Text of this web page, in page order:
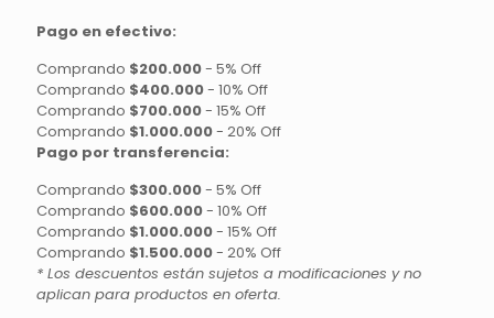
Pago en efectivo:
Comprando $200.000- 5% Off
Comprando $400.000- 10% Off
Comprando $700.000- 15% Off
Comprando $1.000.000- 20% Off
Pago por transferencia:
Comprando $300.000- 5% Off
Comprando $600.000- 10% Off
Comprando $1.000.000- 15% Off
Comprando $1.500.000- 20% Off
* Los descuentos están sujetos a modificaciones y no
aplican para productos en oferta.